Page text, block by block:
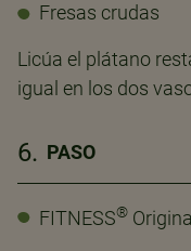
Fresas crudas
Licúa el plátano
igual en los dos
6. PASO
FITNESS® Original